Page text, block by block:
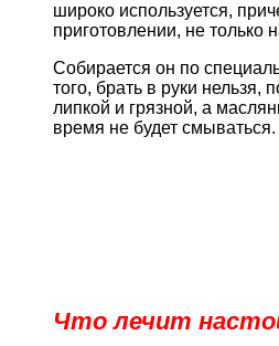
широко используется,
приготовлении, не только
Собирается он по
того, брать в руки нельзя,
липкой и грязной, а
время не будет смываться.
Что лечит